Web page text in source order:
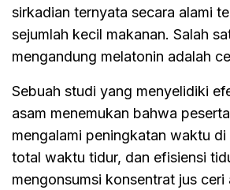
sirkadian ternyata secara alami
sejumlah kecil makanan. Salah
mengandung melatonin adalah
Sebuah studi yang menyelidiki
asam menemukan bahwa
mengalami peningkatan waktu
total waktu tidur, dan efisiensi
mengonsumsi konsentrat jus